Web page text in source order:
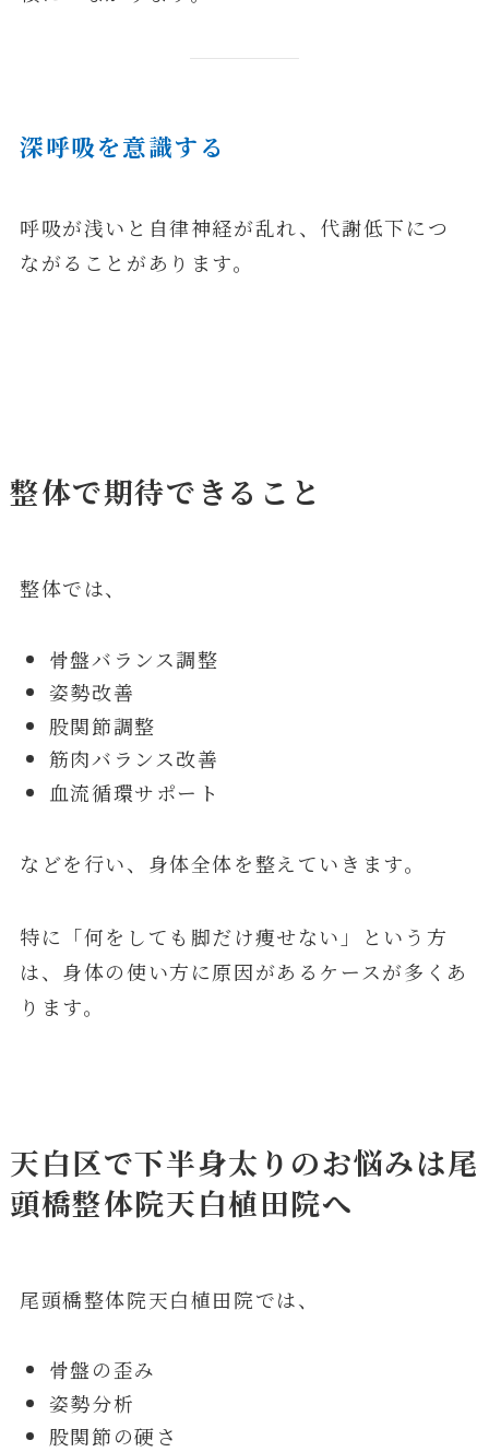
深呼吸を意識する
呼吸が浅いと自律神経が乱れ、代謝低下につ
ながることがあります。
整体で期待できること
整体では、
骨盤バランス調整
姿勢改善
股関節調整
筋肉バランス改善
血流循環サポート
などを行い、身体全体を整えていきます。
特に「何をしても脚だけ痩せない」という方
は、身体の使い方に原因があるケースが多くあ
ります。
天白区で下半身太りのお悩みは尾
頭橋整体院天白植田院へ
尾頭橋整体院天白植田院では、
骨盤の歪み
姿勢分析
股関節の硬さ